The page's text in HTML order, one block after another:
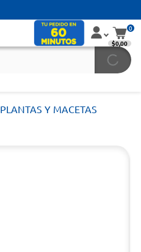
0
$0,00
PLANTAS Y MACETAS